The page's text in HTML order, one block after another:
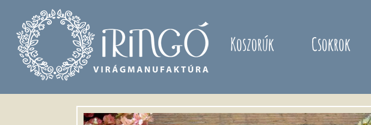
Koszorúk Csokrok